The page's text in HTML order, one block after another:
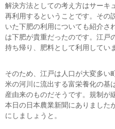
解決方法としての考え方はサーキ
再利用するということです。その
いた下肥の利用についても紹介さ
は下肥が貴重だったのです。江戸
持ち帰り、肥料として利用してい
そのため、江戸は人口が大変多い
米の河川に流出する富栄養化の基
産由来のものだそうです。規制が
本日の日本農業新聞にありました
にしましょうと。